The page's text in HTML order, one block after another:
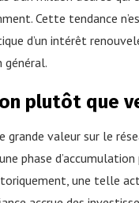
Cette tendance
d’un intérêt
général.
plutôt que
grande valeur sur le
phase
une telle